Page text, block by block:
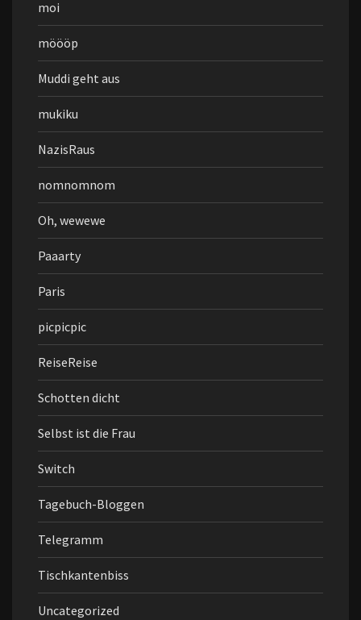
moi
möööp
Muddi geht aus
mukiku
NazisRaus
nomnomnom
Oh, wewewe
Paaarty
Paris
picpicpic
ReiseReise
Schotten dicht
Selbst ist die Frau
Switch
Tagebuch-Bloggen
Telegramm
Tischkantenbiss
Uncategorized